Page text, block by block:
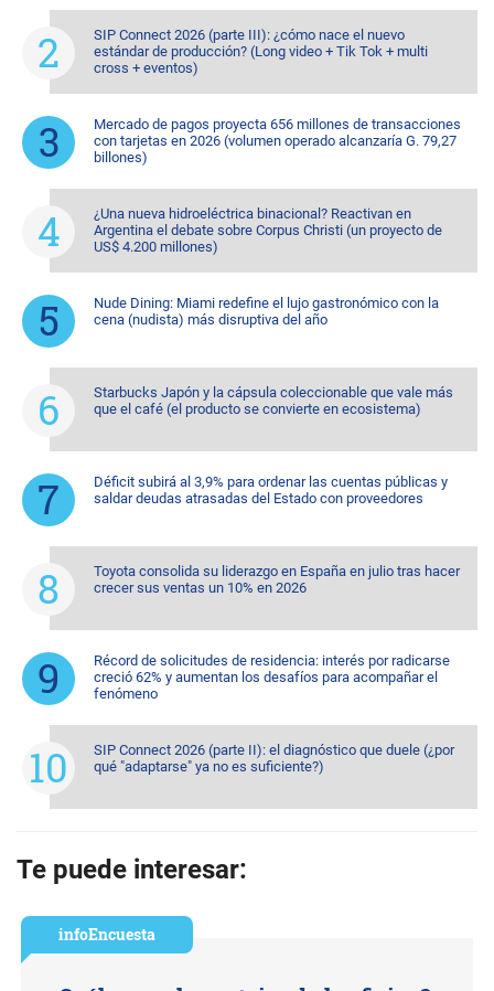
SIP Connect 2026 (parte III): ¿cómo nace el nuevo
estándar de producción? (Long video + Tik Tok + multi
cross + eventos)
Mercado de pagos proyecta 656 millones de transacciones
con tarjetas en 2026 (volumen operado alcanzaría G. 79,27
billones)
¿Una nueva hidroeléctrica binacional? Reactivan en
Argentina el debate sobre Corpus Christi (un proyecto de
US$ 4.200 millones)
Nude Dining: Miami redefine el lujo gastronómico con la
cena (nudista) más disruptiva del año
Starbucks Japón y la cápsula coleccionable que vale más
que el café (el producto se convierte en ecosistema)
Déficit subirá al 3,9% para ordenar las cuentas públicas y
saldar deudas atrasadas del Estado con proveedores
Toyota consolida su liderazgo en España en julio tras hacer
crecer sus ventas un 10% en 2026
Récord de solicitudes de residencia: interés por radicarse
creció 62% y aumentan los desafíos para acompañar el
fenómeno
SIP Connect 2026 (parte II): el diagnóstico que duele (¿por
qué "adaptarse" ya no es suficiente?)
Te puede interesar:
infoEncuesta